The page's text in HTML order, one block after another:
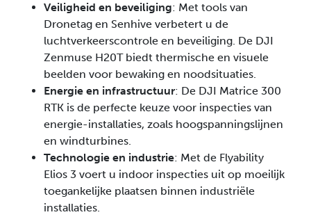
Veiligheid en beveiliging: Met tools van
Dronetag en Senhive verbetert u de
luchtverkeerscontrole en beveiliging. De DJI
Zenmuse H20T biedt thermische en visuele
beelden voor bewaking en noodsituaties.
Energie en infrastructuur: De DJI Matrice 300
RTK is de perfecte keuze voor inspecties van
energie-installaties, zoals hoogspanningslijnen
en windturbines.
Technologie en industrie: Met de Flyability
Elios 3 voert u indoor inspecties uit op moeilijk
toegankelijke plaatsen binnen industriële
installaties.